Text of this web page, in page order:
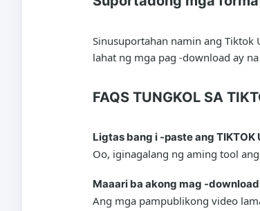
Sinusuportahan namin ang Tiktok
lahat ng mga pag -download ay
FAQS TUNGKOL SA
Ligtas bang i -paste ang TIKTOK
Oo, iginagalang ng aming tool
Maaari ba akong mag -
Ang mga pampublikong video